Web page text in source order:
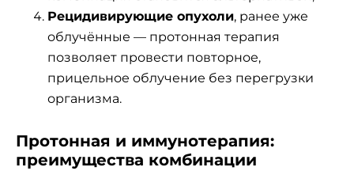
Рецидивирующие опухоли, ранее уже
облучённые — протонная терапия
позволяет провести повторное,
прицельное облучение без перегрузки
организма.
Протонная и иммунотерапия:
преимущества комбинации